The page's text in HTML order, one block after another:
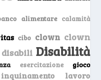
alimentare calamità
cibo clown clown
disabili Disabilità
esercitazione gioco
inquinamento lavoro